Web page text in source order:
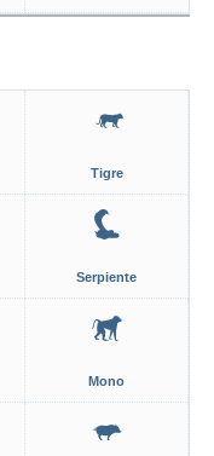
Tigre
Serpiente
Mono